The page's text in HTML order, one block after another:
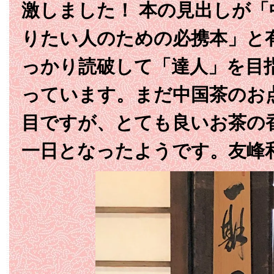
激しました！ 本の見出しが
りたい人のための必携本」と
っかり読破して「達人」を目
っています。まだ中国茶のお
目ですが、とても良いお茶の
一日となったようです。友峰